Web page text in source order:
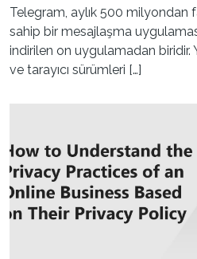
Telegram, aylık 500 milyondan
sahip bir mesajlaşma
indirilen on uygulamadan biridir.
ve tarayıcı sürümleri […]